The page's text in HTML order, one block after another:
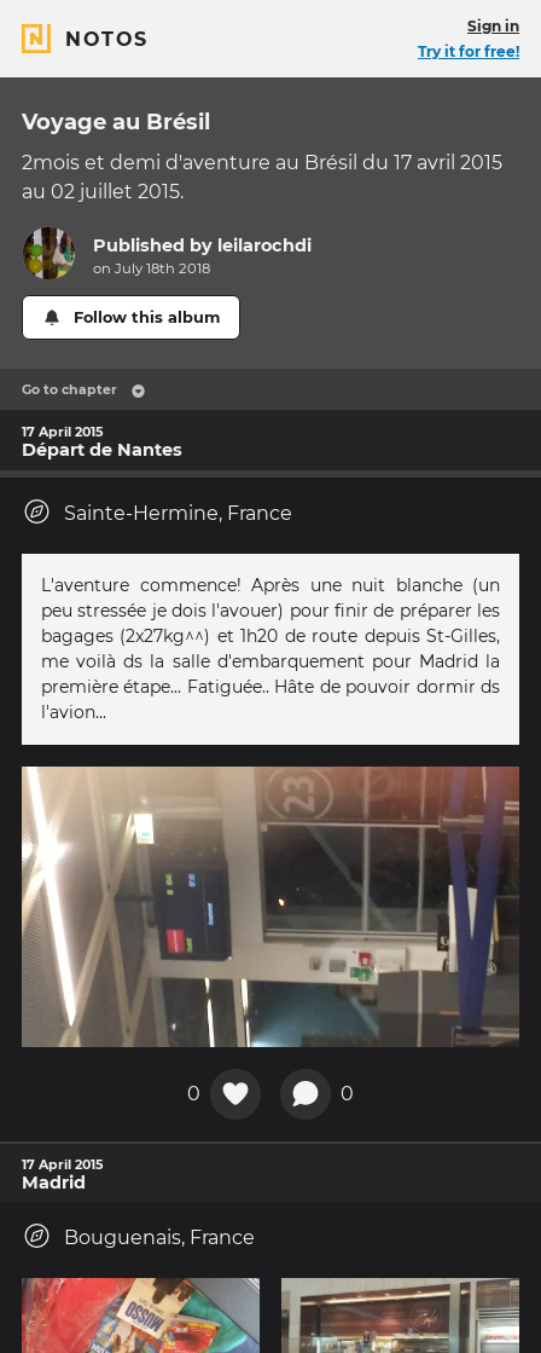
NOTOS
Sign in
Try it for free!
Voyage au Brésil
2mois et demi d'aventure au Brésil du 17 avril 2015
au 02 juillet 2015.
Published by leilarochdi
on July 18th 2018
Follow this album
Go to chapter
17 April 2015
Départ de Nantes
Sainte-Hermine, France
L'aventure commence! Après une nuit blanche (un
peu stressée je dois l'avouer) pour finir de préparer les
bagages (2x27kg^^) et 1h20 de route depuis St-Gilles,
me voilà ds la salle d'embarquement pour Madrid la
première étape... Fatiguée.. Hâte de pouvoir dormir ds
l'avion...
0 0
17 April 2015
Madrid
Bouguenais, France